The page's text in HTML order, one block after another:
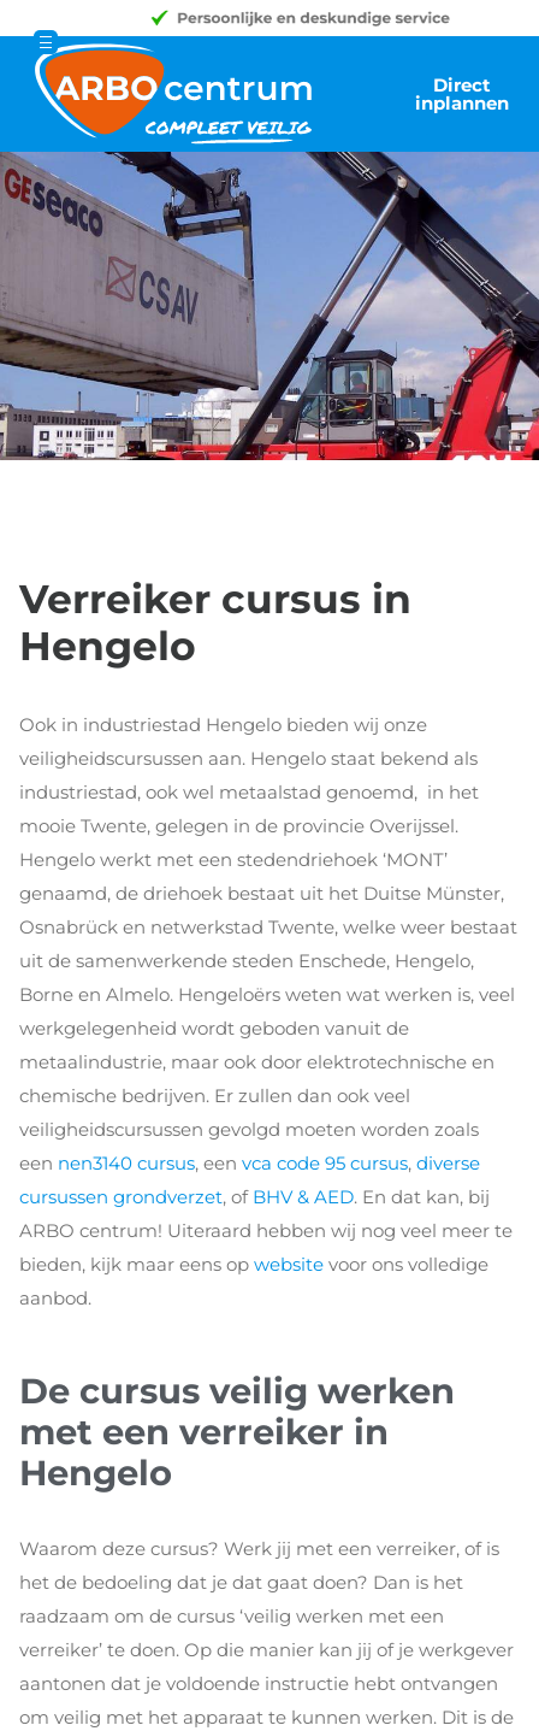
Direct
inplannen
Verreiker cursus in
Hengelo
Ook in industriestad Hengelo bieden wij onze
veiligheidscursussen aan. Hengelo staat bekend als
industriestad, ook wel metaalstad genoemd, in het
mooie Twente, gelegen in de provincie Overijssel.
Hengelo werkt met een stedendriehoek ‘MONT’
genaamd, de driehoek bestaat uit het Duitse Münster,
Osnabrück en netwerkstad Twente, welke weer bestaat
uit de samenwerkende steden Enschede, Hengelo,
Borne en Almelo. Hengeloërs weten wat werken is, veel
werkgelegenheid wordt geboden vanuit de
metaalindustrie, maar ook door elektrotechnische en
chemische bedrijven. Er zullen dan ook veel
veiligheidscursussen gevolgd moeten worden zoals
een nen3140 cursus, een vca code 95 cursus, diverse
cursussen grondverzet, of BHV & AED. En dat kan, bij
ARBO centrum! Uiteraard hebben wij nog veel meer te
bieden, kijk maar eens op website voor ons volledige
aanbod.
De cursus veilig werken
met een verreiker in
Hengelo
Waarom deze cursus? Werk jij met een verreiker, of is
het de bedoeling dat je dat gaat doen? Dan is het
raadzaam om de cursus ‘veilig werken met een
verreiker’ te doen. Op die manier kan jij of je werkgever
aantonen dat je voldoende instructie hebt ontvangen
om veilig met het apparaat te kunnen werken. Dit is de